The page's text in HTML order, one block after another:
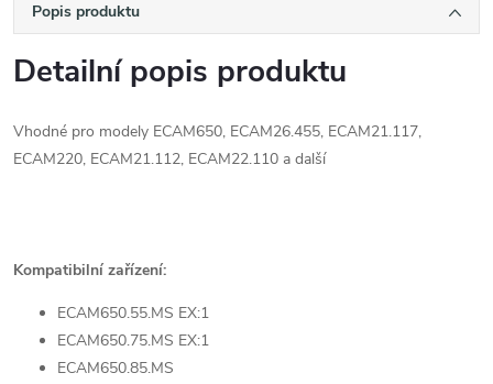
Popis produktu
Detailní popis produktu
Vhodné pro modely ECAM650, ECAM26.455, ECAM21.117,
ECAM220, ECAM21.112, ECAM22.110 a další
Kompatibilní zařízení:
ECAM650.55.MS EX:1
ECAM650.75.MS EX:1
ECAM650.85.MS